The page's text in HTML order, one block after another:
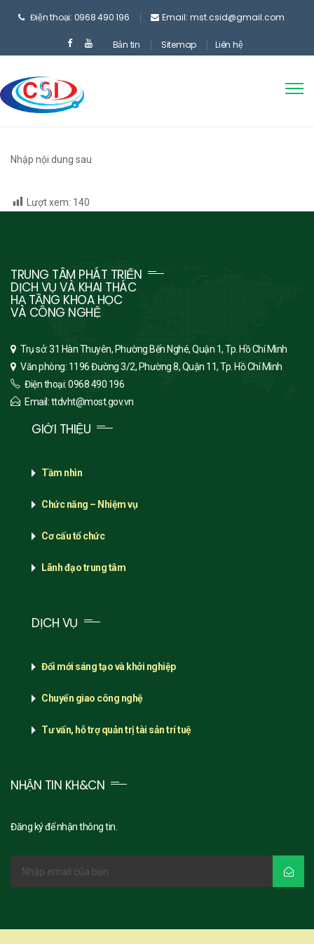
Điện thoại: 0968 490 196 Email: mst.csid@gmail.com
Bản tin Sitemap Liên hệ
Nhập nội dung sau
Lượt xem: 140
TRUNG TÂM PHÁT TRIỂN
DỊCH VỤ VÀ KHAI THÁC
HẠ TẦNG KHOA HỌC
VÀ CÔNG NGHỆ
Trụ sở: 31 Hàn Thuyên, Phường Bến Nghé, Quận 1, Tp. Hồ Chí Minh
Văn phòng: 1196 Đường 3/2, Phường 8, Quận 11, Tp. Hồ Chí Minh
Điện thoại: 0968 490 196
Email: ttdvht@most.gov.vn
GIỚI THIỆU
Tầm nhìn
Chức năng – Nhiệm vụ
Cơ cấu tổ chức
Lãnh đạo trung tâm
DỊCH VỤ
Đổi mới sáng tạo và khởi nghiệp
Chuyển giao công nghệ
Tư vấn, hỗ trợ quản trị tài sản trí tuệ
NHẬN TIN KH&CN
Đăng ký để nhận thông tin.